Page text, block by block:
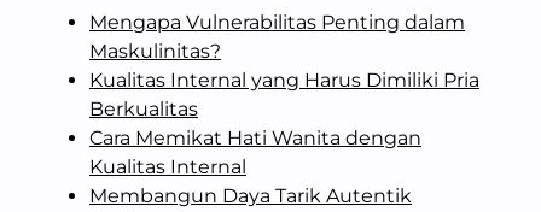
Mengapa Vulnerabilitas Penting dalam
Maskulinitas?
Kualitas Internal yang Harus Dimiliki Pria
Berkualitas
Cara Memikat Hati Wanita dengan
Kualitas Internal
Membangun Daya Tarik Autentik